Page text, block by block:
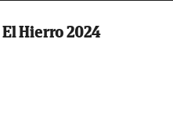
Hierro 2024